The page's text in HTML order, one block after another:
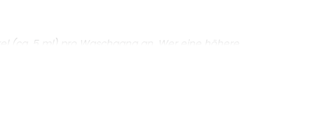
(ca. 5 ml) pro Waschgang an. Wer eine höhere